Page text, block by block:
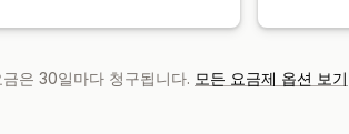
은 30일마다 청구됩니다. 모든 요금제 옵션 보기